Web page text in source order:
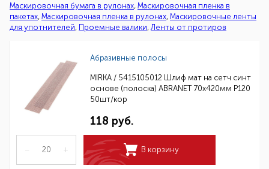
Маскировочная бумага в рулонах, Маскировочная пленка в
пакетах, Маскировочная пленка в рулонах, Маскировочные ленты
для употнителей, Проемные валики, Ленты от протиров
Абразивные полосы
MIRKA / 5415105012 Шлиф мат на сетч синт
основе (полоска) ABRANET 70x420мм Р120
50шт/кор
118 руб.
– + В корзину